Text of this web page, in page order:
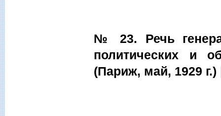
№ 23. Речь
политических и
(Париж, май, 1929 г.)